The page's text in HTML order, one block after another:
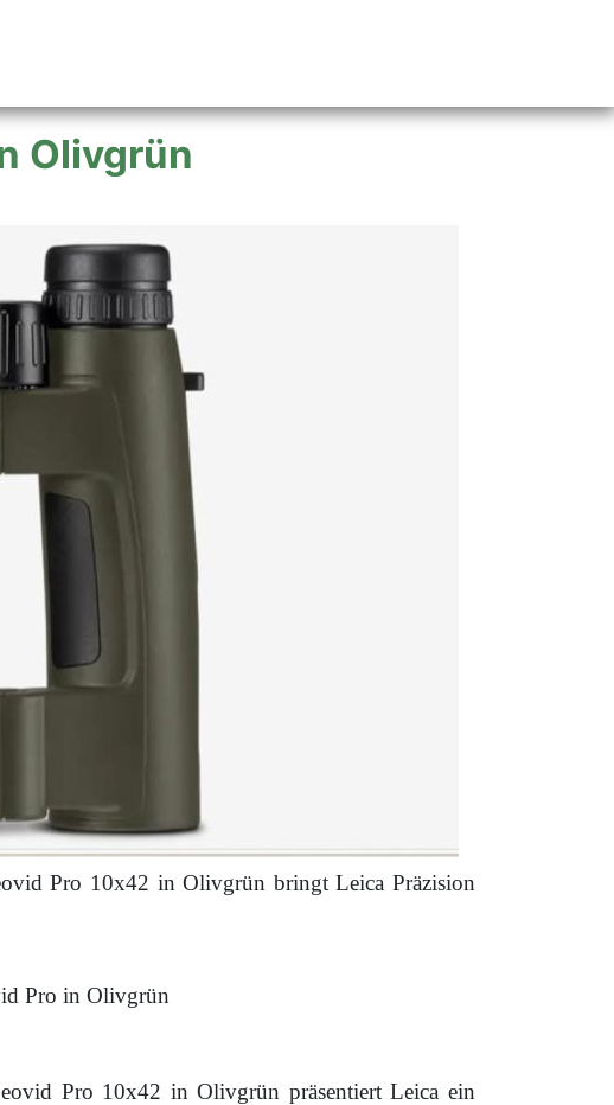
Olivgrün
Pro 10x42 in Olivgrün bringt Leica Präzision
Pro in Olivgrün
Pro 10x42 in Olivgrün präsentiert Leica ein